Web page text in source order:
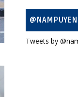
@NAMPUYEN
Tweets by